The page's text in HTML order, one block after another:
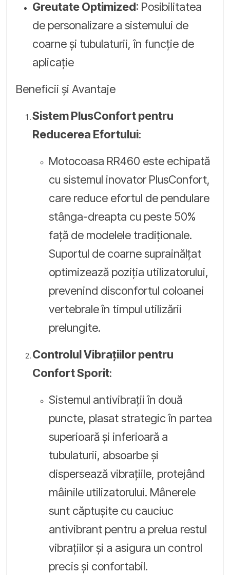
Greutate Optimized: Posibilitatea
de personalizare a sistemului de
coarne și tubulaturii, în funcție de
aplicație
Beneficii și Avantaje
Sistem PlusConfort pentru
Reducerea Efortului:
Motocoasa RR460 este echipată
cu sistemul inovator PlusConfort,
care reduce efortul de pendulare
stânga-dreapta cu peste 50%
față de modelele tradiționale.
Suportul de coarne suprainălțat
optimizează poziția utilizatorului,
prevenind disconfortul coloanei
vertebrale în timpul utilizării
prelungite.
Controlul Vibrațiilor pentru
Confort Sporit:
Sistemul antivibrații în două
puncte, plasat strategic în partea
superioară și inferioară a
tubulaturii, absoarbe și
dispersează vibrațiile, protejând
mâinile utilizatorului. Mânerele
sunt căptușite cu cauciuc
antivibrant pentru a prelua restul
vibrațiilor și a asigura un control
precis și confortabil.